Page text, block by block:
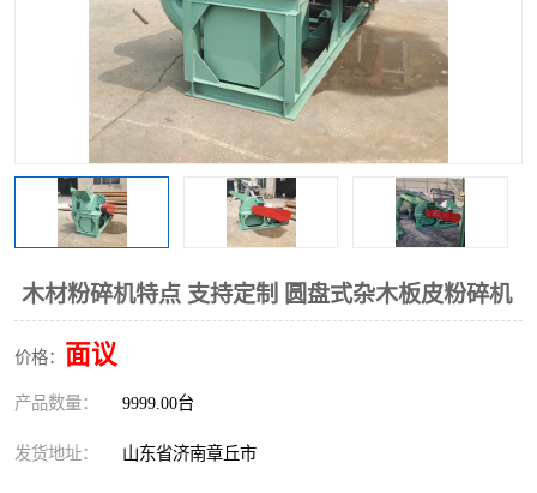
木材粉碎机特点 支持定制 圆盘式杂木板皮粉碎机
价格： 面议
产品数量： 9999.00台
发货地址： 山东省济南章丘市
滚筒筛分机
锯末滚筒筛